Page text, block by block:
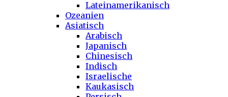
Lateinamerikanisch
Ozeanien
Asiatisch
Arabisch
Japanisch
Chinesisch
Indisch
Israelische
Kaukasisch